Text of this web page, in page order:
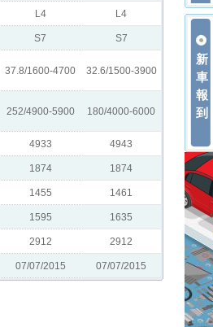
L4 L4
S7 S7
37.8/1600-4700 32.6/1500-3900
252/4900-5900 180/4000-6000
4933 4943
1874 1874
1455 1461
1595 1635
2912 2912
07/07/2015 07/07/2015
新
車
報
到